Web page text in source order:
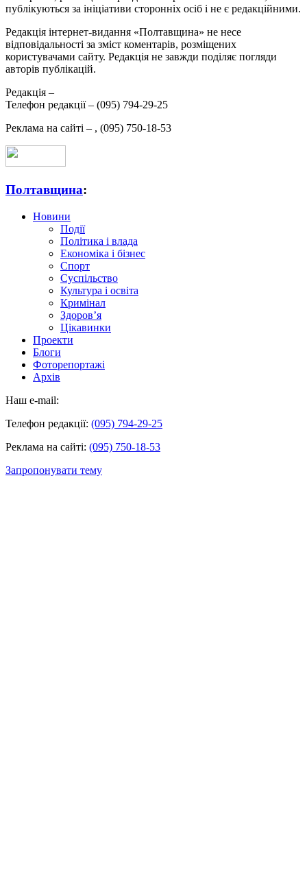
публікуються за ініціативи сторонніх осіб і не є редакційними.
Редакція інтернет-видання «Полтавщина» не несе
відповідальності за зміст коментарів, розміщених
користувачами сайту. Редакція не завжди поділяє погляди
авторів публікацій.
Редакція –
Телефон редакції – (095) 794-29-25
Реклама на сайті – , (095) 750-18-53
Полтавщина:
Новини
Події
Політика і влада
Економіка і бізнес
Спорт
Суспільство
Культура і освіта
Кримінал
Здоров’я
Цікавинки
Проекти
Блоги
Фоторепортажі
Архів
Наш e-mail:
Телефон редакції: (095) 794-29-25
Реклама на сайті: (095) 750-18-53
Запропонувати тему